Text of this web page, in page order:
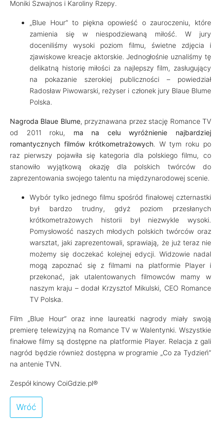
Moniki Szwajnos i Karoliny Rzepy.
„Blue Hour” to piękna opowieść o zauroczeniu, które
zamienia się w niespodziewaną miłość. W jury
doceniliśmy wysoki poziom filmu, świetne zdjęcia i
zjawiskowe kreacje aktorskie. Jednogłośnie uznaliśmy tę
delikatną historię miłości za najlepszy film, zasługujący
na pokazanie szerokiej publiczności – powiedział
Radosław Piwowarski, reżyser i członek jury Blaue Blume
Polska.
Nagroda Blaue Blume, przyznawana przez stację Romance TV
od 2011 roku, ma na celu wyróżnienie najbardziej
romantycznych filmów krótkometrażowych. W tym roku po
raz pierwszy pojawiła się kategoria dla polskiego filmu, co
stanowiło wyjątkową okazję dla polskich twórców do
zaprezentowania swojego talentu na międzynarodowej scenie.
Wybór tylko jednego filmu spośród finałowej czternastki
był bardzo trudny, gdyż poziom przesłanych
krótkometrażowych historii był niezwykle wysoki.
Pomysłowość naszych młodych polskich twórców oraz
warsztat, jaki zaprezentowali, sprawiają, że już teraz nie
możemy się doczekać kolejnej edycji. Widzowie nadal
mogą zapoznać się z filmami na platformie Player i
przekonać, jak utalentowanych filmowców mamy w
naszym kraju – dodał Krzysztof Mikulski, CEO Romance
TV Polska.
Film „Blue Hour” oraz inne laureatki nagrody miały swoją
premierę telewizyjną na Romance TV w Walentynki. Wszystkie
finałowe filmy są dostępne na platformie Player. Relacja z gali
nagród będzie również dostępna w programie „Co za Tydzień”
na antenie TVN.
Zespół kinowy CoiGdzie.pl®
Wróć